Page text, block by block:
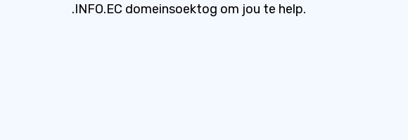
.INFO.EC domeinsoektog om jou te help.